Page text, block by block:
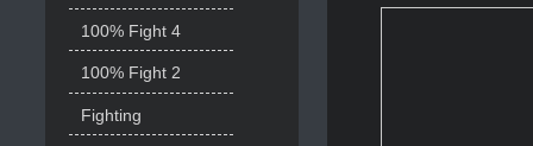
100% Fight 4
100% Fight 2
Fighting